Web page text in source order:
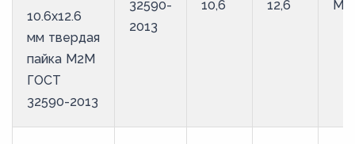
10.6х12.6
мм твердая
пайка М2М
ГОСТ
32590-2013
32590-
2013
10,6 12,6